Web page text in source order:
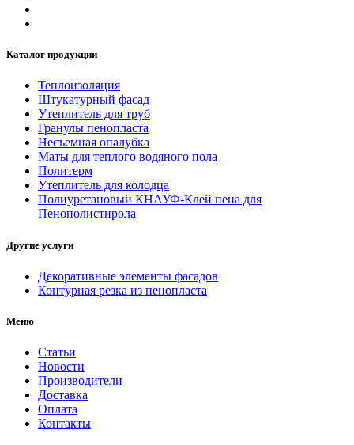
Каталог продукции
Теплоизоляция
Штукатурный фасад
Утеплитель для труб
Гранулы пенопласта
Несъемная опалубка
Маты для теплого водяного пола
Политерм
Утеплитель для колодца
Полиуретановый КНАУФ-Клей пена для
Пенополистирола
Другие услуги
Декоративные элементы фасадов
Контурная резка из пенопласта
Меню
Статьи
Новости
Производители
Доставка
Оплата
Контакты